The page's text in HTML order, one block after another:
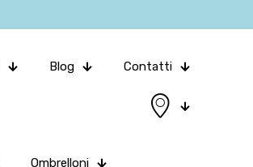
Blog Contatti
Ombrelloni